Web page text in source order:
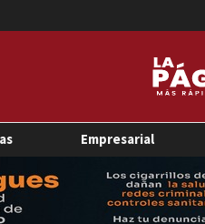
Empresarial